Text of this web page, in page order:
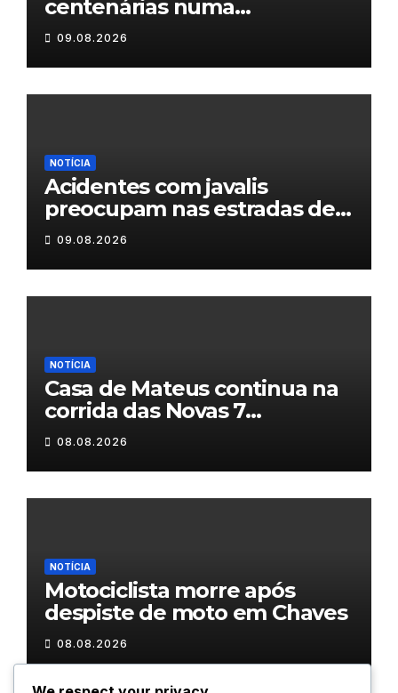
centenárias numa
homenagem a um século de
histórias
09.08.2026
NOTÍCIA
Acidentes com javalis
preocupam nas estradas de
Trás-os-Montes
09.08.2026
NOTÍCIA
Casa de Mateus continua na
corrida das Novas 7
Maravilhas de Portugal
08.08.2026
NOTÍCIA
Motociclista morre após
despiste de moto em Chaves
08.08.2026